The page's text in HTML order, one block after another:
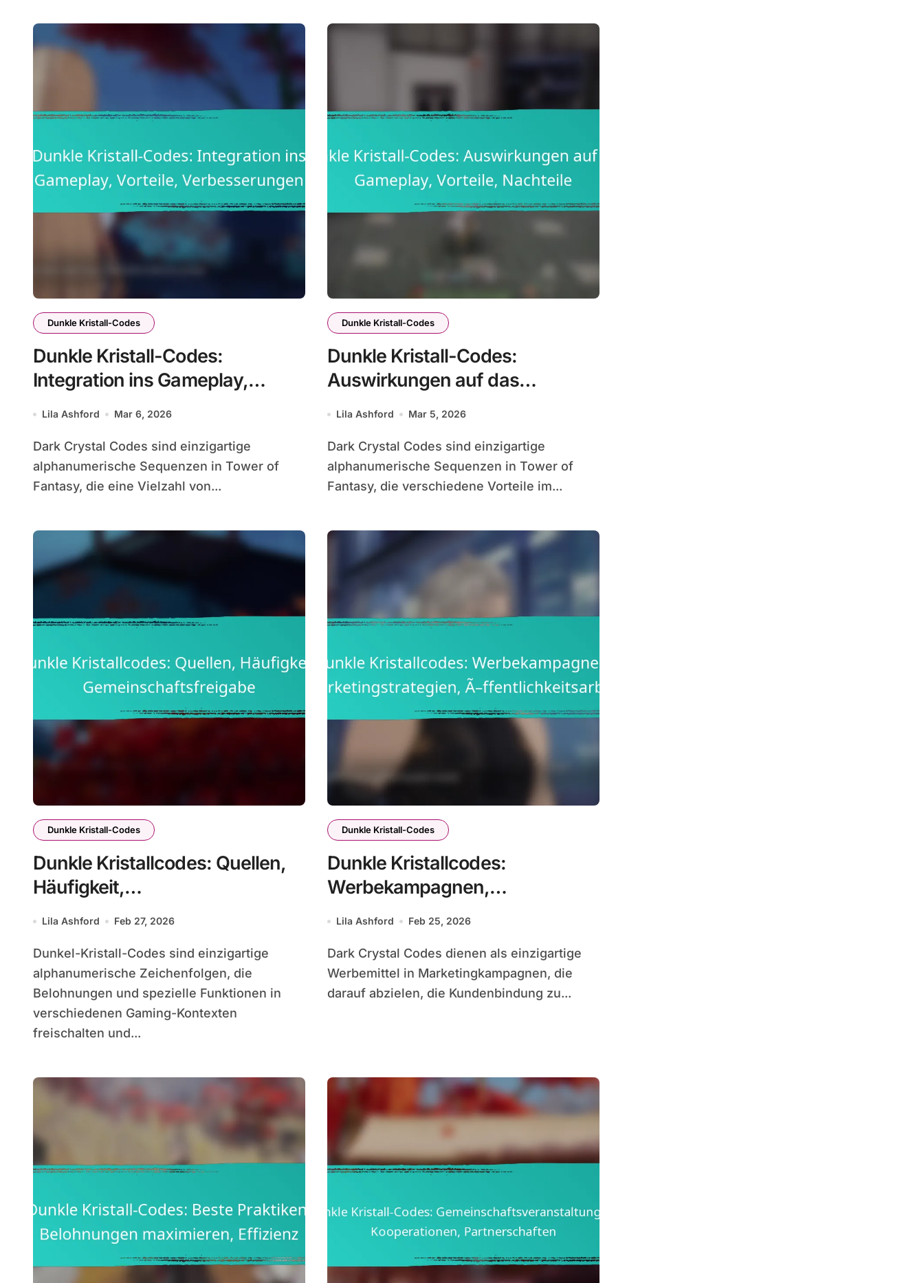
Dunkle Kristall-Codes
Dunkle Kristall-Codes:
Integration ins Gameplay,
Vorteile, Verbesserungen
Lila Ashford Mar 6, 2026
Dark Crystal Codes sind einzigartige
alphanumerische Sequenzen in Tower of
Fantasy, die eine Vielzahl von...
Dunkle Kristall-Codes
Dunkle Kristall-Codes:
Auswirkungen auf das
Gameplay, Vorteile, Nachteile
Lila Ashford Mar 5, 2026
Dark Crystal Codes sind einzigartige
alphanumerische Sequenzen in Tower of
Fantasy, die verschiedene Vorteile im...
Dunkle Kristall-Codes
Dunkle Kristallcodes: Quellen,
Häufigkeit,
Gemeinschaftsfreigabe
Lila Ashford Feb 27, 2026
Dunkel-Kristall-Codes sind einzigartige
alphanumerische Zeichenfolgen, die
Belohnungen und spezielle Funktionen in
verschiedenen Gaming-Kontexten
freischalten und...
Dunkle Kristall-Codes
Dunkle Kristallcodes:
Werbekampagnen,
Marketingstrategien,
Lila Ashford Feb 25, 2026
Dark Crystal Codes dienen als einzigartige
Werbemittel in Marketingkampagnen, die
darauf abzielen, die Kundenbindung zu...